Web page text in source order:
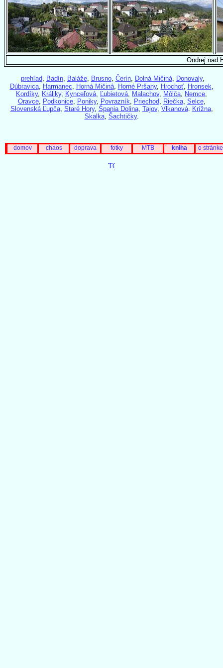
Ondrej nad
prehľad, Badín, Baláže, Brusno, Čerín, Dolná Mičiná, Donovaly,
Dúbravica, Harmanec Horná Mičiná, Horné Pršany, Hrochoť, Hronsek
Kordíky, Králiky, Kynceľová Ľubietová Malachov, Môlča Nemce
Oravce, Podkonice, Poniky, Povrazník Priechod, Riečka, Selce,
Slovenská Ľupča, Staré Hory, Špania Dolina, Tajov, Vlkanová. Krížna,
Skalka, Šachtičky.
domov chaos doprava fotky MTB kniha o stránke